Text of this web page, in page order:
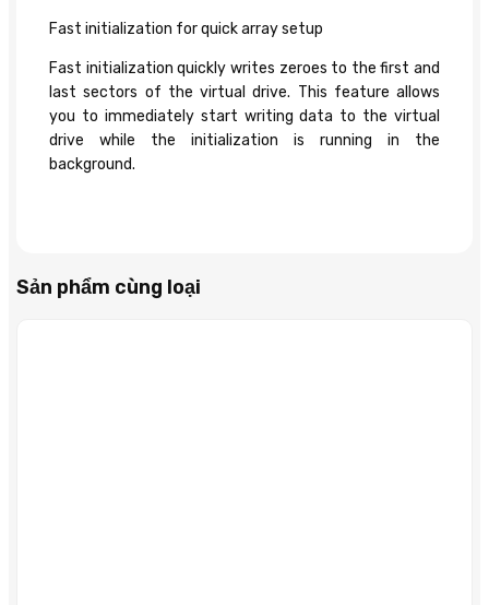
Fast initialization for quick array setup
Fast initialization quickly writes zeroes to the first and
last sectors of the virtual drive. This feature allows
you to immediately start writing data to the virtual
drive while the initialization is running in the
background.
Sản phẩm cùng loại